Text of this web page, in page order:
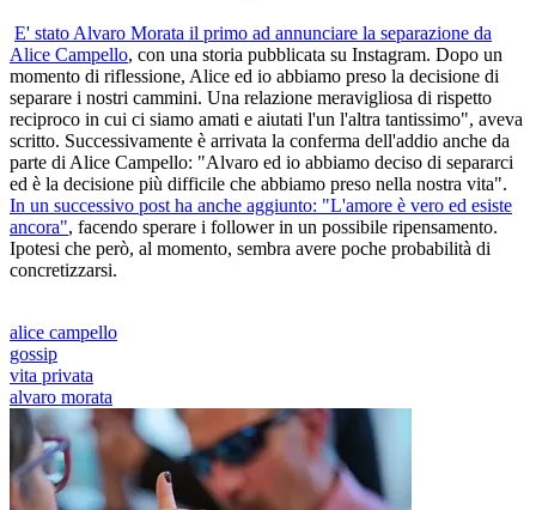
E' stato Alvaro Morata il primo ad annunciare la separazione da
Alice Campello, con una storia pubblicata su Instagram. Dopo un
momento di riflessione, Alice ed io abbiamo preso la decisione di
separare i nostri cammini. Una relazione meravigliosa di rispetto
reciproco in cui ci siamo amati e aiutati l'un l'altra tantissimo", aveva
scritto. Successivamente è arrivata la conferma dell'addio anche da
parte di Alice Campello: "Alvaro ed io abbiamo deciso di separarci
ed è la decisione più difficile che abbiamo preso nella nostra vita".
In un successivo post ha anche aggiunto: "L'amore è vero ed esiste
ancora", facendo sperare i follower in un possibile ripensamento.
Ipotesi che però, al momento, sembra avere poche probabilità di
concretizzarsi.
alice campello
gossip
vita privata
alvaro morata